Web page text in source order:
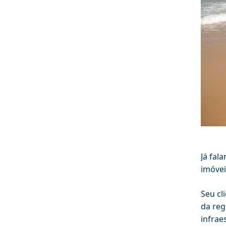
Já
Seu
da